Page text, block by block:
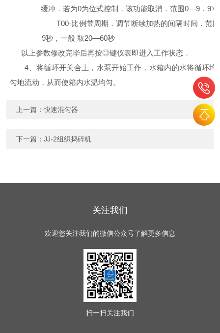
缓冲．若为0为位式控制，该功能取消．范围0—9 ．9℃
T00·比例带周期．调节断续加热的间隔时间．范
9秒，一般 取20—60秒
以上参数修改完毕后再按◎键仪表即进入工作状态．
4 、将循环开关合上，水泵开始工作，水箱内的水将循环均
匀地流动，从而使箱内水温均匀。
上一篇：快速混匀器
下一篇：JJ-2组织捣碎机
关注我们
欢迎您关注我们的微信公众号了解更多信息
扫一扫关注我们